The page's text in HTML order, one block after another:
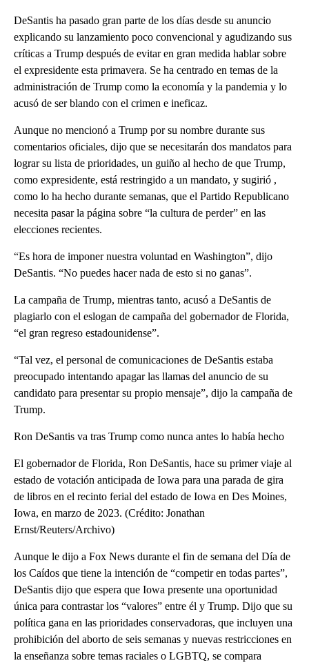
DeSantis ha pasado gran parte de los días desde su anuncio
explicando su lanzamiento poco convencional y agudizando sus
críticas a Trump después de evitar en gran medida hablar sobre
el expresidente esta primavera. Se ha centrado en temas de la
administración de Trump como la economía y la pandemia y lo
acusó de ser blando con el crimen e ineficaz.
Aunque no mencionó a Trump por su nombre durante sus
comentarios oficiales, dijo que se necesitarán dos mandatos para
lograr su lista de prioridades, un guiño al hecho de que Trump,
como expresidente, está restringido a un mandato, y sugirió ,
como lo ha hecho durante semanas, que el Partido Republicano
necesita pasar la página sobre “la cultura de perder” en las
elecciones recientes.
“Es hora de imponer nuestra voluntad en Washington”, dijo
DeSantis. “No puedes hacer nada de esto si no ganas”.
La campaña de Trump, mientras tanto, acusó a DeSantis de
plagiarlo con el eslogan de campaña del gobernador de Florida,
“el gran regreso estadounidense”.
“Tal vez, el personal de comunicaciones de DeSantis estaba
preocupado intentando apagar las llamas del anuncio de su
candidato para presentar su propio mensaje”, dijo la campaña de
Trump.
Ron DeSantis va tras Trump como nunca antes lo había hecho
El gobernador de Florida, Ron DeSantis, hace su primer viaje al
estado de votación anticipada de Iowa para una parada de gira
de libros en el recinto ferial del estado de Iowa en Des Moines,
Iowa, en marzo de 2023. (Crédito: Jonathan
Ernst/Reuters/Archivo)
Aunque le dijo a Fox News durante el fin de semana del Día de
los Caídos que tiene la intención de “competir en todas partes”,
DeSantis dijo que espera que Iowa presente una oportunidad
única para contrastar los “valores” entre él y Trump. Dijo que su
política gana en las prioridades conservadoras, que incluyen una
prohibición del aborto de seis semanas y nuevas restricciones en
la enseñanza sobre temas raciales o LGBTQ, se compara